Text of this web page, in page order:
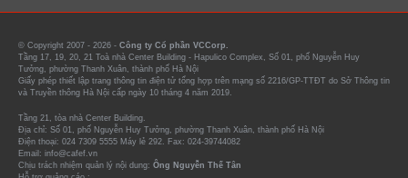
© Copyright 2007 - 2026 - Công ty Cổ phần VCCorp.
Tầng 17, 19, 20, 21 Toà nhà Center Building - Hapulico Complex, Số 01, phố Nguyễn Huy
Tưởng, phường Thanh Xuân, thành phố Hà Nội
Giấy phép thiết lập trang thông tin điện tử tổng hợp trên mạng số 2216/GP-TTĐT do Sở Thông tin
và Truyền thông Hà Nội cấp ngày 10 tháng 4 năm 2019.
Tầng 21, tòa nhà Center Building.
Địa chỉ: Số 01, phố Nguyễn Huy Tưởng, phường Thanh Xuân, thành phố Hà Nội
Điện thoại: 024 7309 5555 Máy lẻ 292. Fax: 024-39744082
Email: info@cafef.vn
Chịu trách nhiệm quản lý nội dung: Ông Nguyễn Thế Tân